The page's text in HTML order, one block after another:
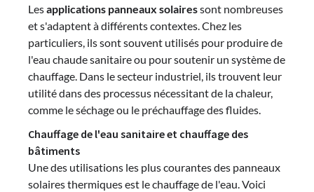
Lesapplications panneaux solairessont nombreuses
et s'adaptent à différents contextes. Chez les
particuliers, ils sont souvent utilisés pour produire de
l'eau chaude sanitaire ou pour soutenir un système de
chauffage. Dans le secteur industriel, ils trouvent leur
utilité dans des processus nécessitant de la chaleur,
comme le séchage ou le préchauffage des fluides.
Chauffage de l'eau sanitaire et chauffage des
bâtiments
Une des utilisations les plus courantes des panneaux
solaires thermiques est le chauffage de l'eau. Voici